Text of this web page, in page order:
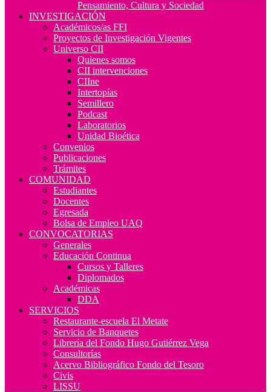
Pensamiento, Cultura y Sociedad
INVESTIGACIÓN
Académicos/as FFI
Proyectos de Investigación Vigentes
Universo CII
Quienes somos
CII intervenciones
CIIne
Intertopías
Semillero
Podcast
Laboratorios
Unidad Bioética
Convenios
Publicaciones
Trámites
COMUNIDAD
Estudiantes
Docentes
Egresada
Bolsa de Empleo UAQ
CONVOCATORIAS
Generales
Educación Continua
Cursos y Talleres
Diplomados
Académicas
DDA
SERVICIOS
Restaurante-escuela El Metate
Servicio de Banquetes
Librería del Fondo Hugo Gutiérrez Vega
Consultorías
Acervo Bibliográfico Fondo del Tesoro
Civis
LISSU